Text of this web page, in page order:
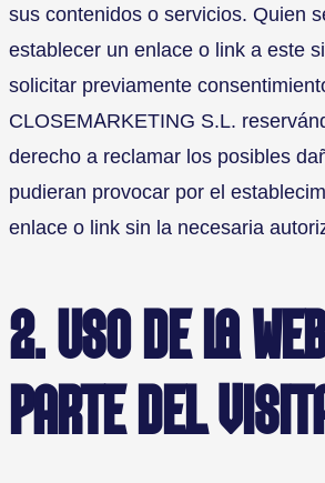
sus contenidos o servicios. Quien
establecer un enlace o link a este
solicitar previamente
CLOSEMARKETING S.L.
derecho a reclamar los posibles
pudieran provocar por el
enlace o link sin la necesaria
2. USO DE LA
PARTE DEL